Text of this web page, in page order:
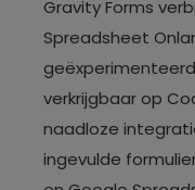
Gravity Forms
Spreadsheet
verkrijgbaar op
naadloze
ingevulde